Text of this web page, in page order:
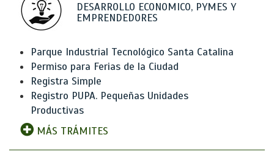
DESARROLLO ECONOMICO, PYMES Y
EMPRENDEDORES
Parque Industrial Tecnológico Santa Catalina
Permiso para Ferias de la Ciudad
Registra Simple
Registro PUPA. Pequeñas Unidades
Productivas
MÁS TRÁMITES